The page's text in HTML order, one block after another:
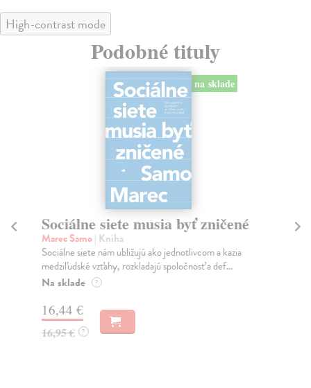
High-contrast mode
Podobné tituly
na sklade
Sociálne siete musia byť zničené
Marec Samo| Kniha
Sociálne siete nám ubližujú ako jednotlivcom a kazia
medziľudské vzťahy, rozkladajú spoločnosť a def...
Na sklade ?
16,44 €
16,95 € ?